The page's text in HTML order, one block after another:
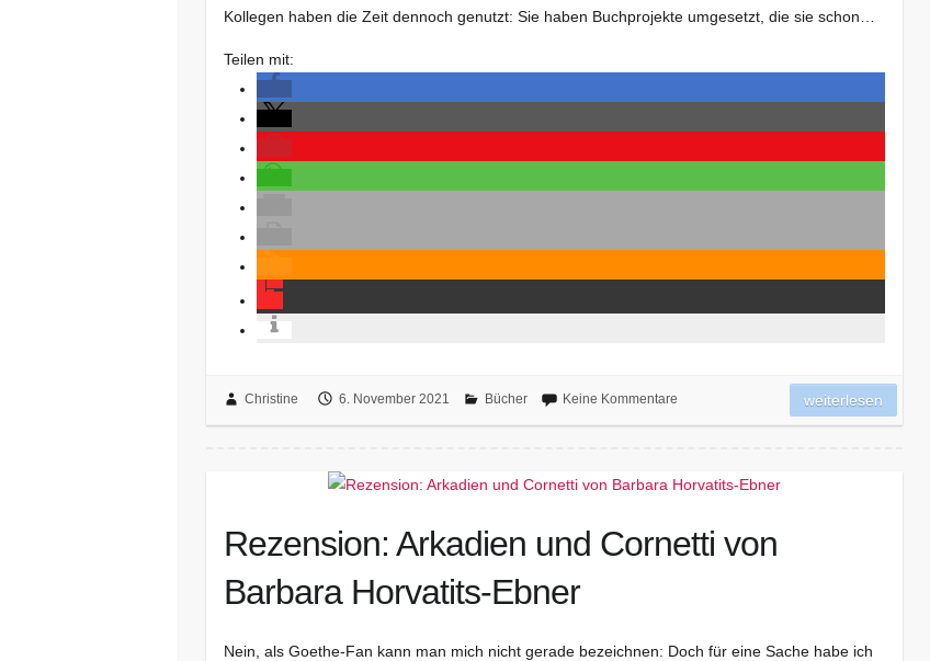
Kollegen haben die Zeit dennoch genutzt: Sie haben Buchprojekte umgesetzt, die sie schon…
Teilen mit:
Christine 6. November 2021 Bücher Keine Kommentare weiterlesen
Rezension: Arkadien und Cornetti von
Barbara Horvatits-Ebner
Nein, als Goethe-Fan kann man mich nicht gerade bezeichnen: Doch für eine Sache habe ich